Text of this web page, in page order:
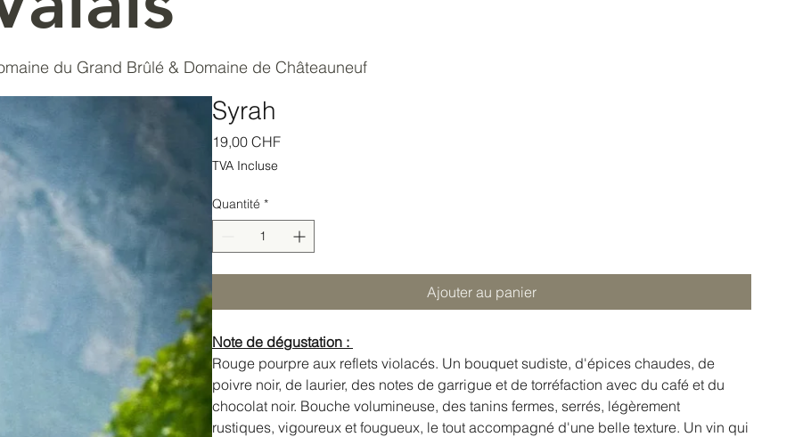
du Grand Brûlé & Domaine de Châteauneuf
Syrah
19,00 CHFPrix
TVA Incluse
Quantité *
Ajouter au panier
Note de dégustation :
Rouge pourpre aux reflets violacés. Un bouquet sudiste, d'épices chaudes, de
poivre noir, de laurier, des notes de garrigue et de torréfaction avec du café et du
chocolat noir. Bouche volumineuse, des tanins fermes, serrés, légèrement
rustiques, vigoureux et fougueux, le tout accompagné d'une belle texture. Un vin qui